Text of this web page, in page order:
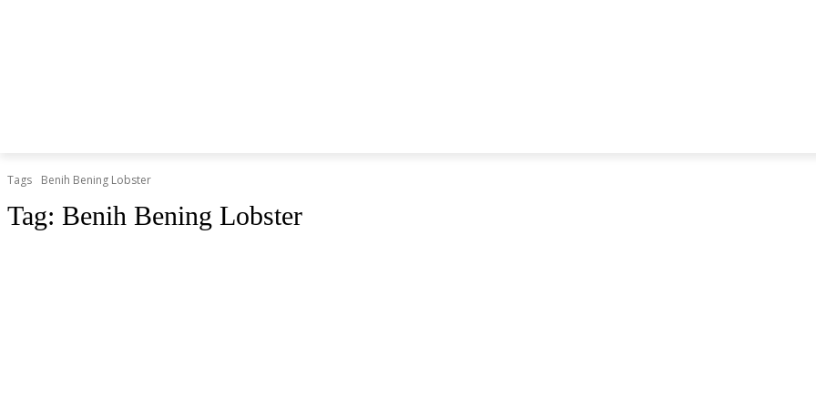
Tags Benih Bening Lobster
Tag: Benih Bening Lobster